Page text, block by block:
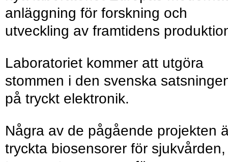
anläggning för forskning och
utveckling av framtidens
Laboratoriet kommer att utgöra
stommen i den svenska
på tryckt elektronik.
Några av de pågående projekten
tryckta biosensorer för sjukvården,